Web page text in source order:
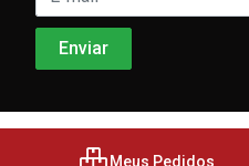
Meus Pedidos